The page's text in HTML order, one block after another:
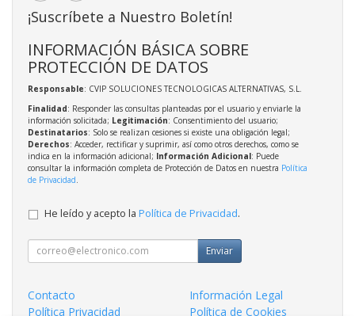
¡Suscríbete a Nuestro Boletín!
INFORMACIÓN BÁSICA SOBRE
PROTECCIÓN DE DATOS
Responsable: CVIP SOLUCIONES TECNOLOGICAS ALTERNATIVAS, S.L.
Finalidad: Responder las consultas planteadas por el usuario y enviarle la
información solicitada; Legitimación: Consentimiento del usuario;
Destinatarios: Solo se realizan cesiones si existe una obligación legal;
Derechos: Acceder, rectificar y suprimir, así como otros derechos, como se
indica en la información adicional; Información Adicional: Puede
consultar la información completa de Protección de Datos en nuestra Política
de Privacidad
He leído y acepto la Política de Privacidad.
Enviar
Contacto
Información Legal
Política Privacidad
Política de Cookies